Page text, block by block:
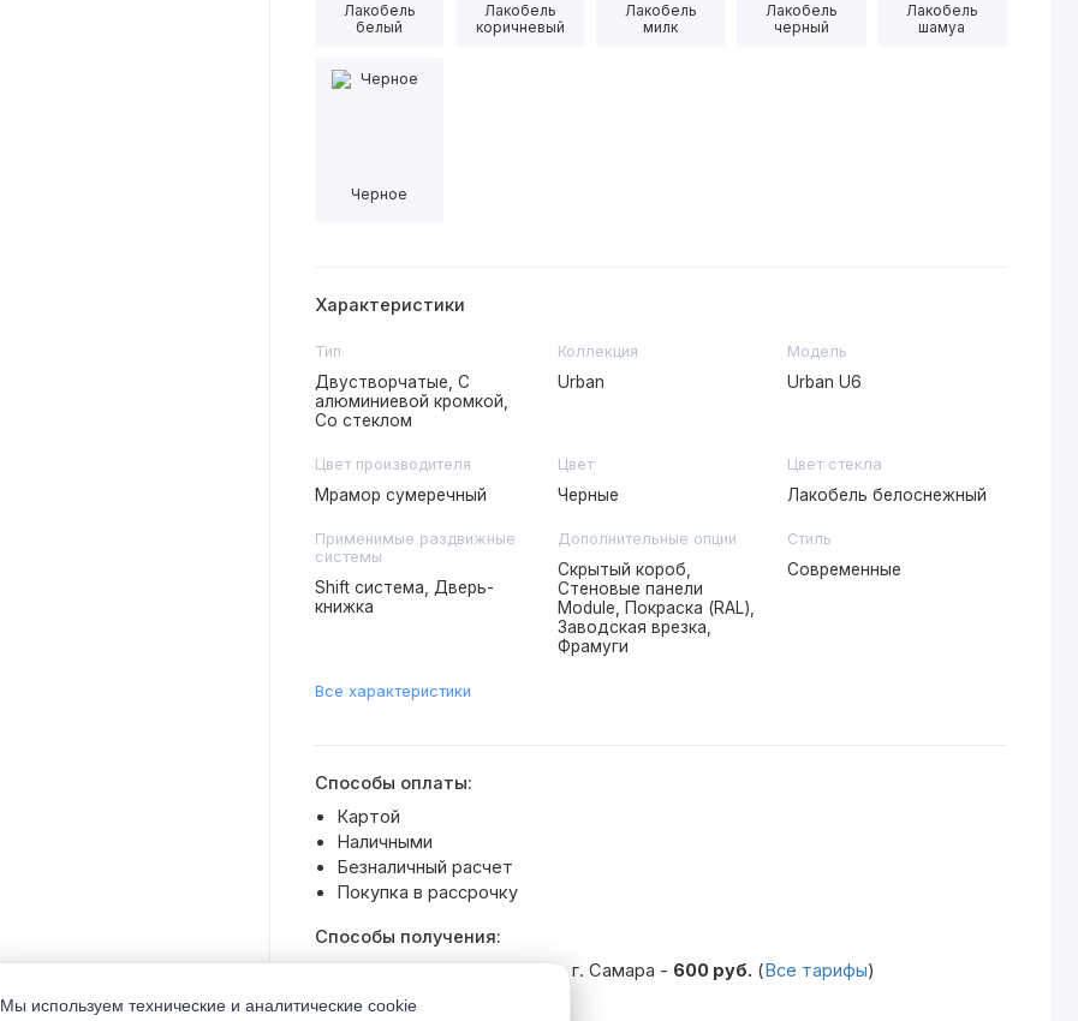
Лакобель
белый
Лакобель
коричневый
Лакобель
милк
Лакобель
черный
Лакобель
шамуа
Черное
Характеристики
Тип
Двустворчатые, С
алюминиевой кромкой,
Со стеклом
Коллекция
Urban
Модель
Urban U6
Цвет производителя
Мрамор сумеречный
Цвет
Черные
Цвет стекла
Лакобель белоснежный
Применимые раздвижные
системы
Shift система, Дверь-
книжка
Дополнительные опции
Скрытый короб,
Стеновые панели
Module, Покраска (RAL),
Заводская врезка,
Фрамуги
Стиль
Современные
Все характеристики
Способы оплаты:
Картой
Наличными
Безналичный расчет
Покупка в рассрочку
Способы получения:
Доставка транспортом по г. Самара - 600 руб. (Все тарифы)
Самовывоз со склада
Мы используем технические и аналитические cookie